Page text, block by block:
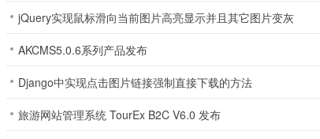
4、设置好后，点击开始制作，软件会自动开始克隆过程
jQuery实现鼠标滑向当前图片高亮显示并且其它图片变灰
AKCMS5.0.6系列产品发布
Django中实现点击图片链接强制直接下载的方法
旅游网站管理系统 TourEx B2C V6.0 发布